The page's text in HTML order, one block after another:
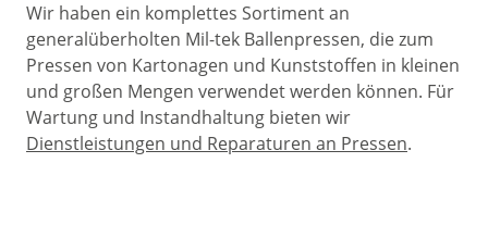
Wir haben ein komplettes Sortiment an
generalüberholten Mil-tek Ballenpressen, die zum
Pressen von Kartonagen und Kunststoffen in kleinen
und großen Mengen verwendet werden können. Für
Wartung und Instandhaltung bieten wir
Dienstleistungen und Reparaturen an Pressen.